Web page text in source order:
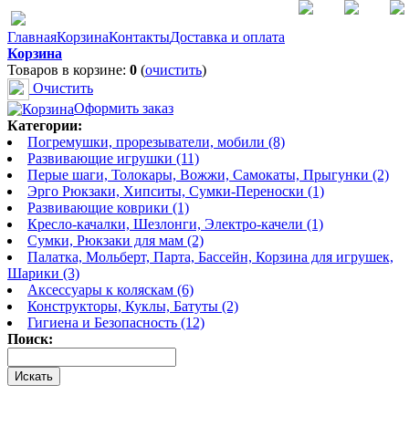
ГлавнаяКорзинаКонтактыДоставка и оплата
Корзина
Товаров в корзине: 0 (очистить)
Очистить
Оформить заказ
Категории:
Погремушки, прорезыватели, мобили (8)
Развивающие игрушки (11)
Перые шаги, Толокары, Вожжи, Самокаты, Прыгунки (2)
Эрго Рюкзаки, Хипситы, Сумки-Переноски (1)
Развивающие коврики (1)
Кресло-качалки, Шезлонги, Электро-качели (1)
Сумки, Рюкзаки для мам (2)
Палатка, Мольберт, Парта, Бассейн, Корзина для игрушек,
Шарики (3)
Аксессуары к коляскам (6)
Конструкторы, Куклы, Батуты (2)
Гигиена и Безопасность (12)
Поиск: